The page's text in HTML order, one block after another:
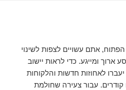
אתם עשויים לצפות לשינוי
ארוך ומייגע. כדי לראות יישוב
יעברו לאחוזות חדשות והלקוחות
קודרים. עבור צעירה שחולמת